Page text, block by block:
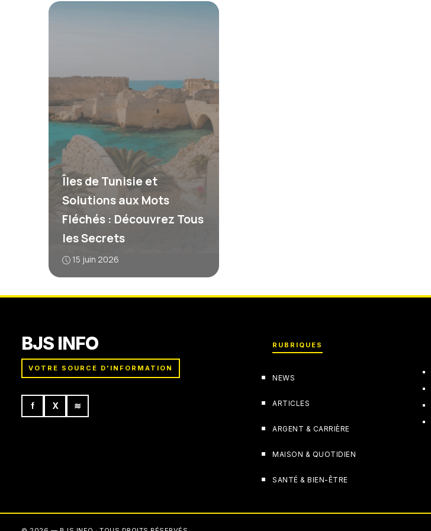
Îles de Tunisie et
Solutions aux Mots
Fléchés : Découvrez Tous
les Secrets
15 juin 2026
BJS INFO
VOTRE SOURCE D'INFORMATION
f X ≋
RUBRIQUES
NEWS
ARTICLES
ARGENT & CARRIÈRE
MAISON & QUOTIDIEN
SANTÉ & BIEN-ÊTRE